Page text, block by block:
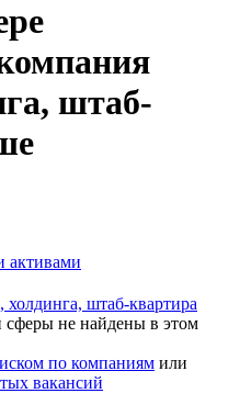
штаб-
активами
штаб-квартира
не найдены в этом
по компаниям или
вакансий